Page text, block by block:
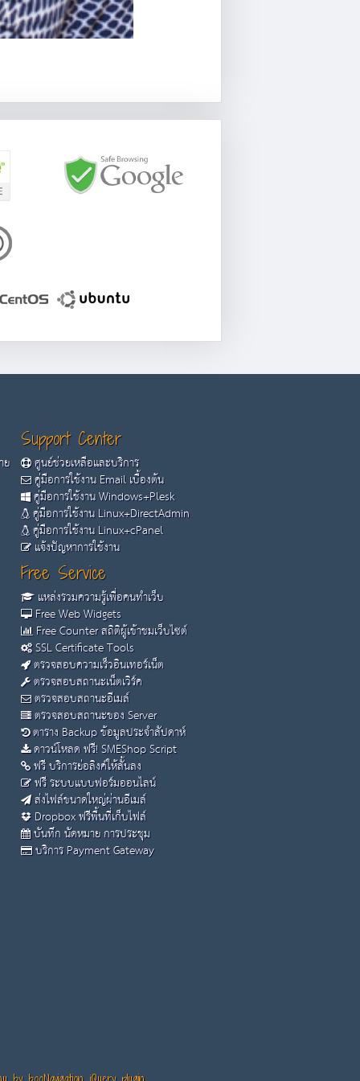
ย
Support Center
ศูนย์ช่วยเหลือและบริการ
คู่มือการใช้งาน Email เบื้องต้น
คู่มือการใช้งาน Windows+Plesk
คู่มือการใช้งาน Linux+DirectAdmin
คู่มือการใช้งาน Linux+cPanel
แจ้งปัญหาการใช้งาน
Free Service
แหล่งรวมความรู้เพื่อคนทำเว็บ
Free Web Widgets
Free Counter สถิติผู้เข้าชมเว็บไซต์
SSL Certificate Tools
ตรวจสอบความเร็วอินเทอร์เน็ต
ตรวจสอบสถานะเน็ตเวิร์ค
ตรวจสอบสถานะอีเมล์
ตรวจสอบสถานะของ Server
ตาราง Backup ข้อมูลประจำสัปดาห์
ดาวน์โหลด ฟรี! SMEShop Script
ฟรี บริการย่อลิงค์ให้สั้นลง
ฟรี ระบบแบบฟอร์มออนไลน์
ส่งไฟล์ขนาดใหญ่ผ่านอีเมล์
Dropbox ฟรีพื้นที่เก็บไฟล์
บันทึก นัดหมาย การประชุม
บริการ Payment Gateway
by booNavigation jQuery plugin